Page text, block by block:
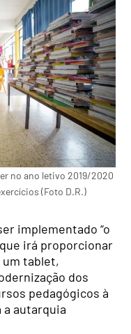
no ano letivo 2019/2020
(Foto D.R.)
implementado “o
irá proporcionar
um tablet,
dos
pedagógicos à
a autarquia